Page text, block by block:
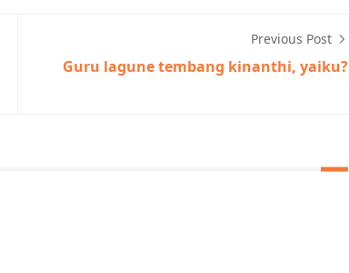
Previous Post
Guru lagune tembang kinanthi, yaiku?